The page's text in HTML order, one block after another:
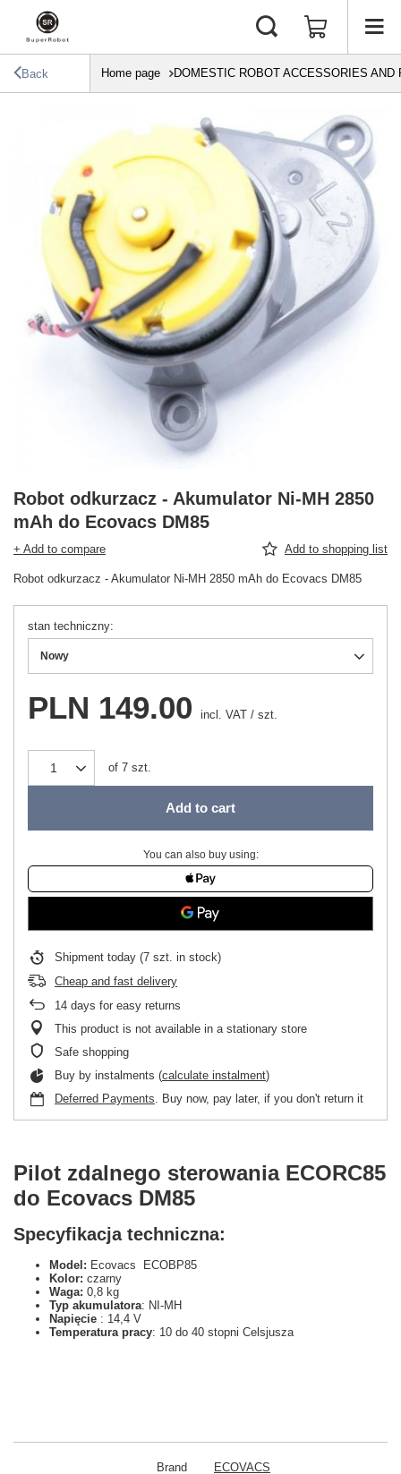
Back Home page DOMESTIC ROBOT ACCESSORIES AND
Robot odkurzacz - Akumulator Ni-MH 2850
mAh do Ecovacs DM85
+ Add to compare Add to shopping list
Robot odkurzacz - Akumulator Ni-MH 2850 mAh do Ecovacs DM85
stan techniczny
Nowy
PLN 149.00 incl. VAT / szt.
of 7 szt.
Add to cart
You can also buy using:
Shipment today (7 szt. in stock)
Cheap and fast delivery
14 days for easy returns
This product is not available in a stationary store
Safe shopping
Buy by instalments (calculate instalment)
Deferred Payments . Buy now, pay later, if you don't return it
Pilot zdalnego sterowania ECORC85
do Ecovacs DM85
Specyfikacja techniczna:
Model: Ecovacs ECOBP85
Kolor: czarny
Waga: 0,8 kg
Typ akumulatora: NI-MH
Napięcie : 14,4 V
Temperatura pracy: 10 do 40 stopni Celsjusza
Brand ECOVACS